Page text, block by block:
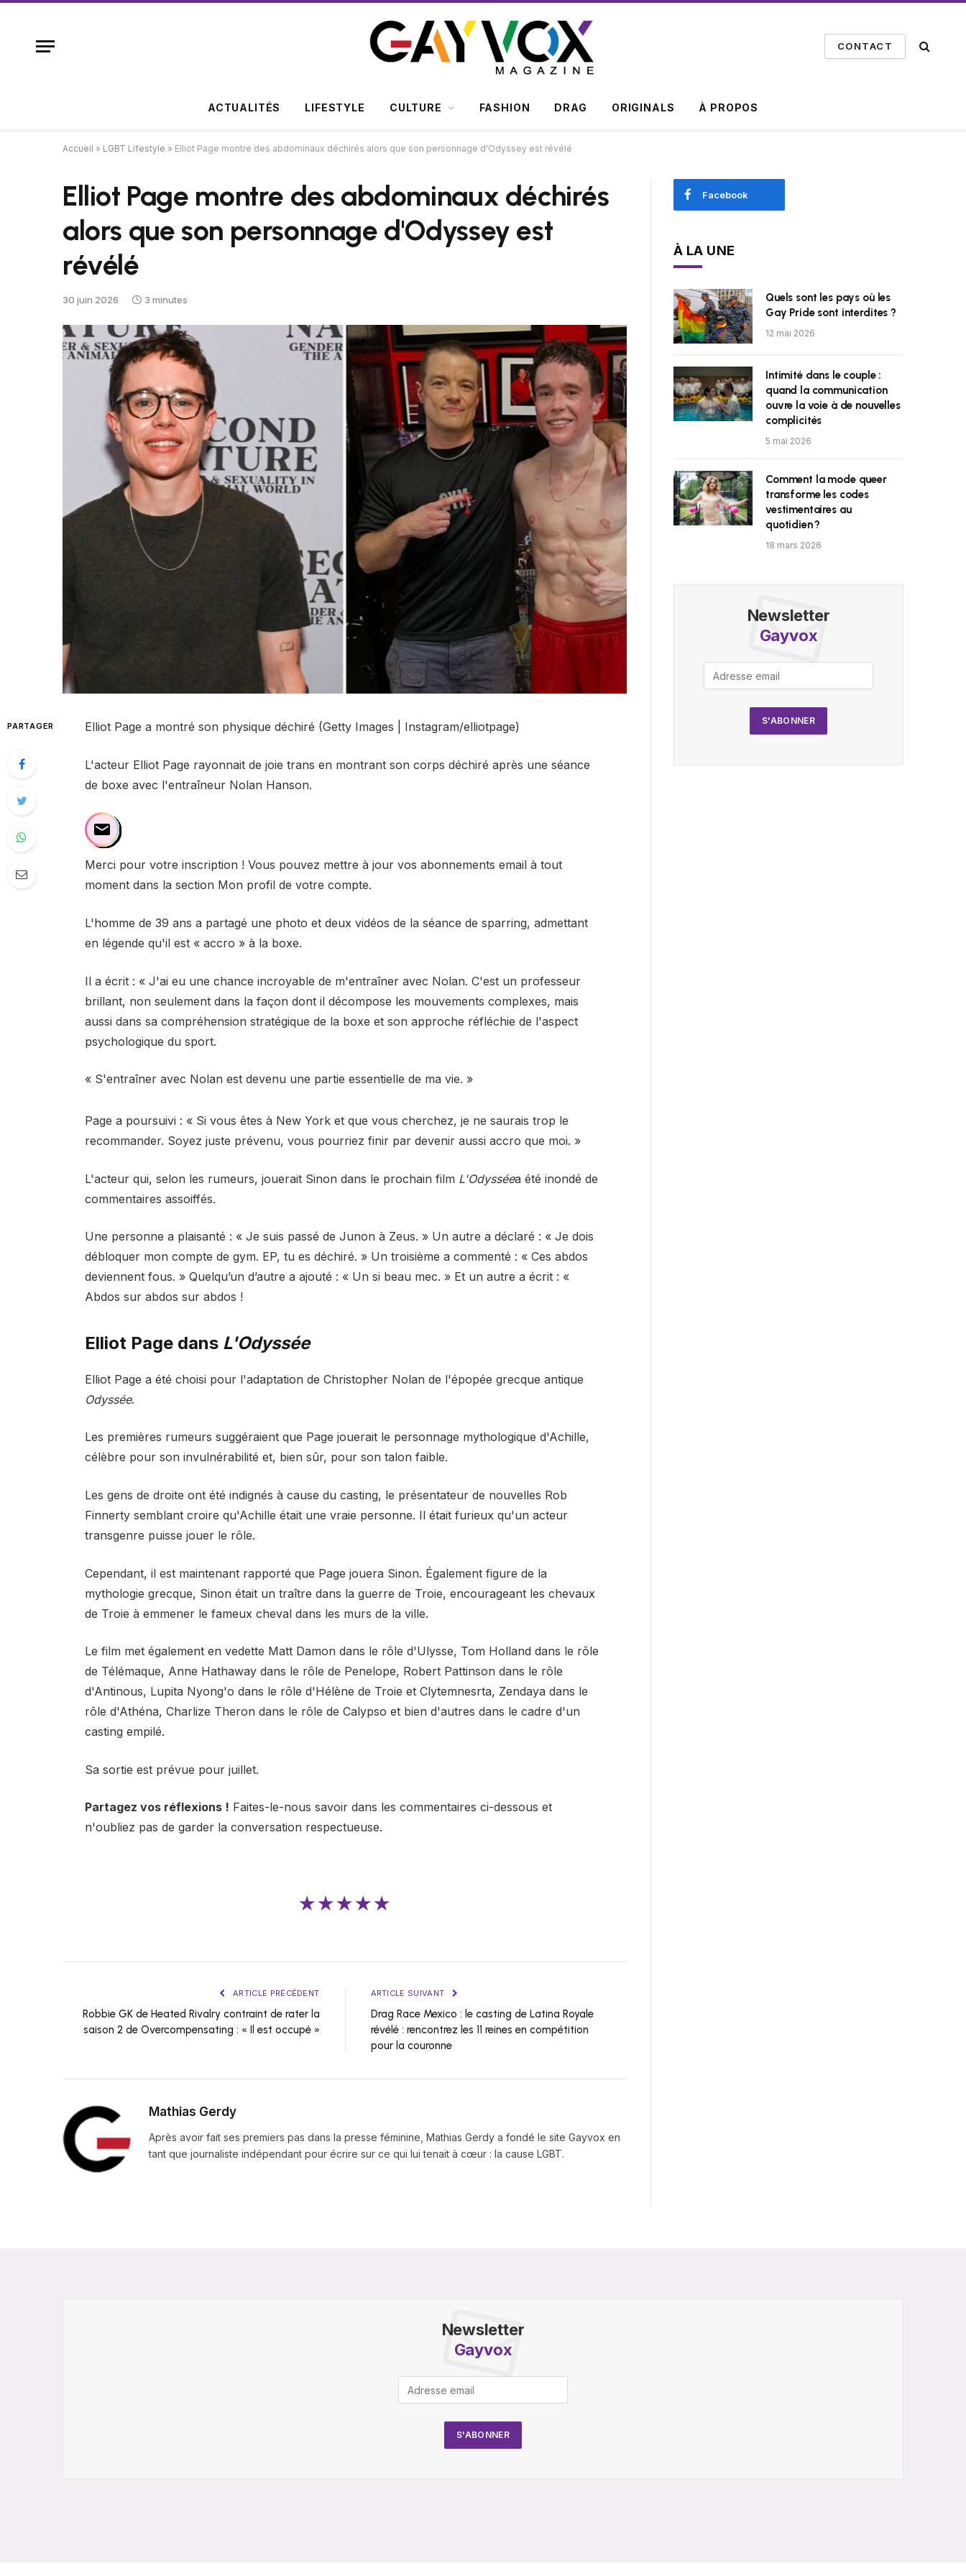
CONTACT
ACTUALITÉS LIFESTYLE CULTURE FASHION DRAG ORIGINALS À PROPOS
Accueil » LGBT Lifestyle » Elliot Page montre des abdominaux déchirés alors que son personnage d'Odyssey est révélé
Elliot Page montre des abdominaux déchirés
alors que son personnage d'Odyssey est
révélé
30 juin 2026 3 minutes
PARTAGER Elliot Page a montré son physique déchiré (Getty Images | Instagram/elliotpage)
L'acteur Elliot Page rayonnait de joie trans en montrant son corps déchiré après une séance
de boxe avec l'entraîneur Nolan Hanson.
Merci pour votre inscription ! Vous pouvez mettre à jour vos abonnements email à tout
moment dans la section Mon profil de votre compte.
L'homme de 39 ans a partagé une photo et deux vidéos de la séance de sparring, admettant
en légende qu'il est « accro » à la boxe.
Il a écrit : « J'ai eu une chance incroyable de m'entraîner avec Nolan. C'est un professeur
brillant, non seulement dans la façon dont il décompose les mouvements complexes, mais
aussi dans sa compréhension stratégique de la boxe et son approche réfléchie de l'aspect
psychologique du sport.
« S'entraîner avec Nolan est devenu une partie essentielle de ma vie. »
Page a poursuivi : « Si vous êtes à New York et que vous cherchez, je ne saurais trop le
recommander. Soyez juste prévenu, vous pourriez finir par devenir aussi accro que moi. »
L'acteur qui, selon les rumeurs, jouerait Sinon dans le prochain film L'Odysséea été inondé de
commentaires assoiffés.
Une personne a plaisanté : « Je suis passé de Junon à Zeus. » Un autre a déclaré : « Je dois
débloquer mon compte de gym. EP, tu es déchiré. » Un troisième a commenté : « Ces abdos
deviennent fous. » Quelqu’un d’autre a ajouté : « Un si beau mec. » Et un autre a écrit : «
Abdos sur abdos sur abdos !
Elliot Page dans L'Odyssée
Elliot Page a été choisi pour l'adaptation de Christopher Nolan de l'épopée grecque antique
Odyssée.
Les premières rumeurs suggéraient que Page jouerait le personnage mythologique d'Achille,
célèbre pour son invulnérabilité et, bien sûr, pour son talon faible.
Les gens de droite ont été indignés à cause du casting, le présentateur de nouvelles Rob
Finnerty semblant croire qu'Achille était une vraie personne. Il était furieux qu'un acteur
transgenre puisse jouer le rôle.
Cependant, il est maintenant rapporté que Page jouera Sinon. Également figure de la
mythologie grecque, Sinon était un traître dans la guerre de Troie, encourageant les chevaux
de Troie à emmener le fameux cheval dans les murs de la ville.
Le film met également en vedette Matt Damon dans le rôle d'Ulysse, Tom Holland dans le rôle
de Télémaque, Anne Hathaway dans le rôle de Penelope, Robert Pattinson dans le rôle
d'Antinous, Lupita Nyong'o dans le rôle d'Hélène de Troie et Clytemnesrta, Zendaya dans le
rôle d'Athéna, Charlize Theron dans le rôle de Calypso et bien d'autres dans le cadre d'un
casting empilé.
Sa sortie est prévue pour juillet.
Partagez vos réflexions ! Faites-le-nous savoir dans les commentaires ci-dessous et
n'oubliez pas de garder la conversation respectueuse.
★★★★★
ARTICLE PRÉCÉDENT
Robbie GK de Heated Rivalry contraint de rater la
saison 2 de Overcompensating : « Il est occupé »
ARTICLE SUIVANT
Drag Race Mexico : le casting de Latina Royale
révélé : rencontrez les 11 reines en compétition
pour la couronne
Mathias Gerdy
Après avoir fait ses premiers pas dans la presse féminine, Mathias Gerdy a fondé le site Gayvox en
tant que journaliste indépendant pour écrire sur ce qui lui tenait à cœur : la cause LGBT.
Facebook
À LA UNE
Quels sont les pays où les
Gay Pride sont interdites ?
12 mai 2026
Intimité dans le couple :
quand la communication
ouvre la voie à de nouvelles
complicités
5 mai 2026
Comment la mode queer
transforme les codes
vestimentaires au
quotidien ?
18 mars 2026
Newsletter
Gayvox
Newsletter
Gayvox